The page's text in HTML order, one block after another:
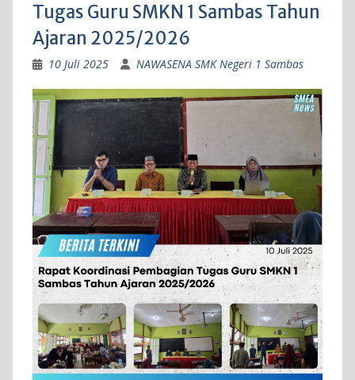
Tugas Guru SMKN 1 Sambas Tahun
Ajaran 2025/2026
10 Juli 2025 NAWASENA SMK Negeri 1 Sambas